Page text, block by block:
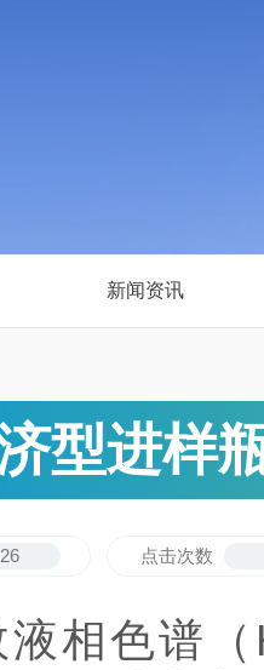
新闻资讯
型进样
点击次数
色谱（